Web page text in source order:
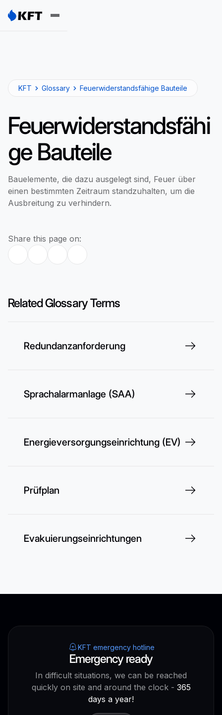
KFT Glossary Feuerwiderstandsfähige Bauteile
Feuerwiderstandsfähi
ge Bauteile
Bauelemente, die dazu ausgelegt sind, Feuer über
einen bestimmten Zeitraum standzuhalten, um die
Ausbreitung zu verhindern.
Share this page on:
Related Glossary Terms
Redundanzanforderung
Sprachalarmanlage (SAA)
Energieversorgungseinrichtung (EV)
Prüfplan
Evakuierungseinrichtungen
KFT emergency hotline
Emergency ready
In difficult situations, we can be reached
quickly on site and around the clock - 365
days a year!